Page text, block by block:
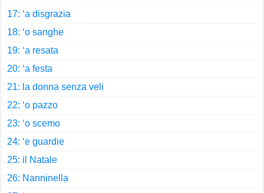
17: ‘a disgrazia
18: ‘o sanghe
19: ‘a resata
20: ‘a festa
21: la donna senza veli
22: ‘o pazzo
23: ‘o scemo
24: ‘e guardie
25: il Natale
26: Nanninella